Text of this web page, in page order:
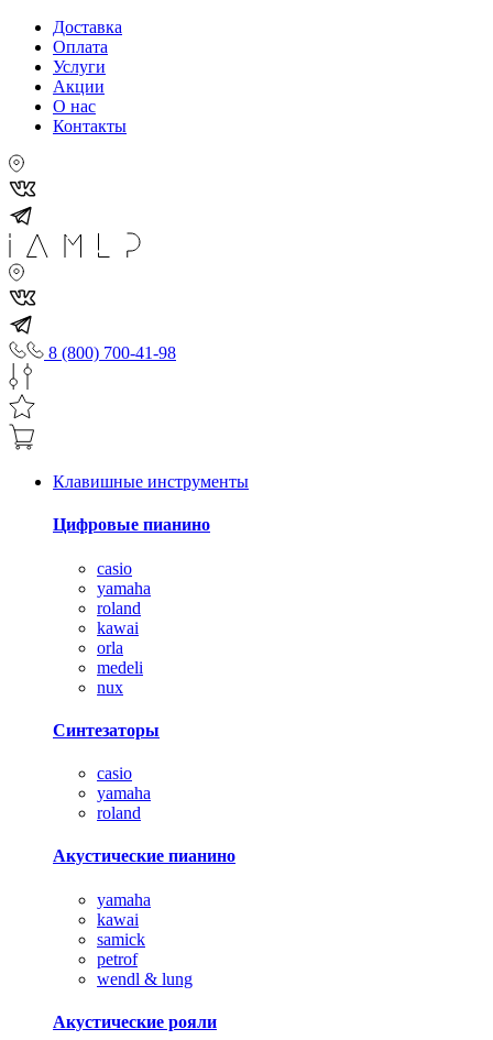
Доставка
Оплата
Услуги
Акции
О нас
Контакты
8 (800) 700-41-98
Клавишные инструменты
Цифровые пианино
casio
yamaha
roland
kawai
orla
medeli
nux
Синтезаторы
casio
yamaha
roland
Акустические пианино
yamaha
kawai
samick
petrof
wendl & lung
Акустические рояли